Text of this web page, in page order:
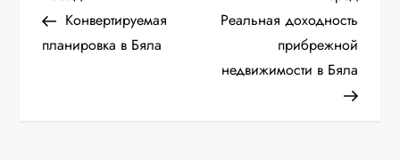
а
записьКонвертируемая
планировка в Бяла
запись
Реальная доходность
прибрежной
недвижимости в Бяла